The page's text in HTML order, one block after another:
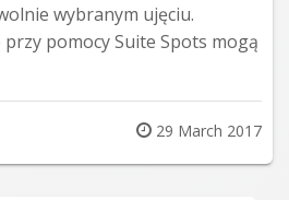
wybranym ujęciu.
pomocy Suite Spots mogą
Posted
on
29 March 2017